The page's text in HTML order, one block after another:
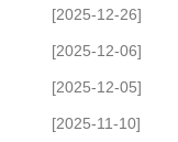
[2025-12-26]
[2025-12-06]
[2025-12-05]
[2025-11-10]